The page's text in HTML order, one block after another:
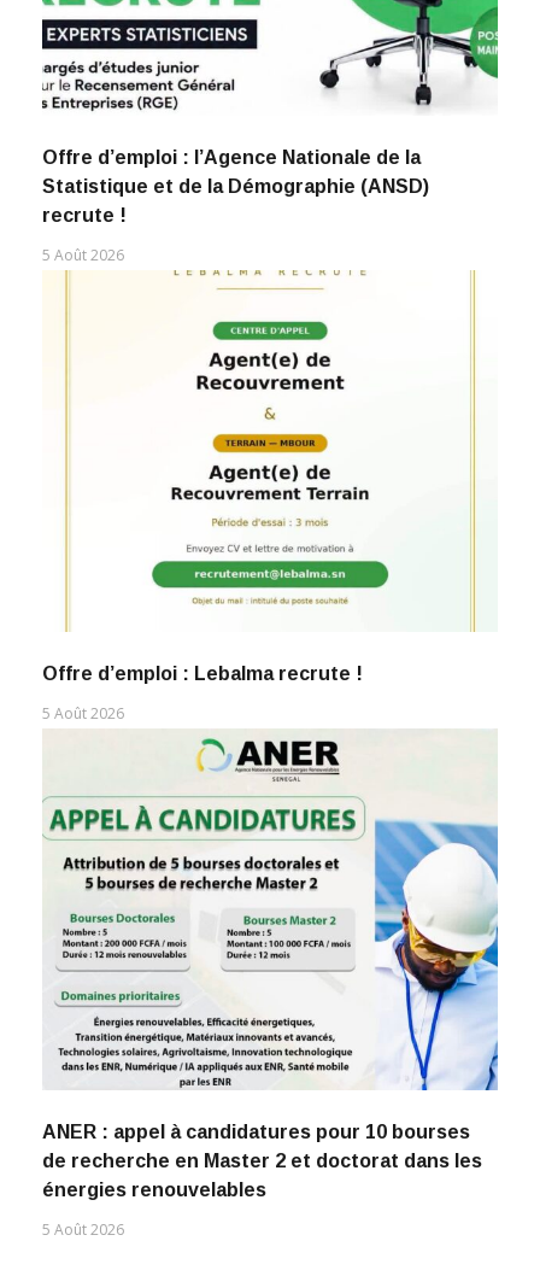
Offre d’emploi : l’Agence Nationale de la
Statistique et de la Démographie (ANSD)
recrute !
5 Août 2026
Offre d’emploi : Lebalma recrute !
5 Août 2026
ANER : appel à candidatures pour 10 bourses
de recherche en Master 2 et doctorat dans les
énergies renouvelables
5 Août 2026